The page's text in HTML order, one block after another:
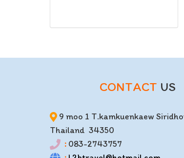
CONTACT US
9 moo 1 T.kamkuenkaew
Thailand 34350
: 083-2743757